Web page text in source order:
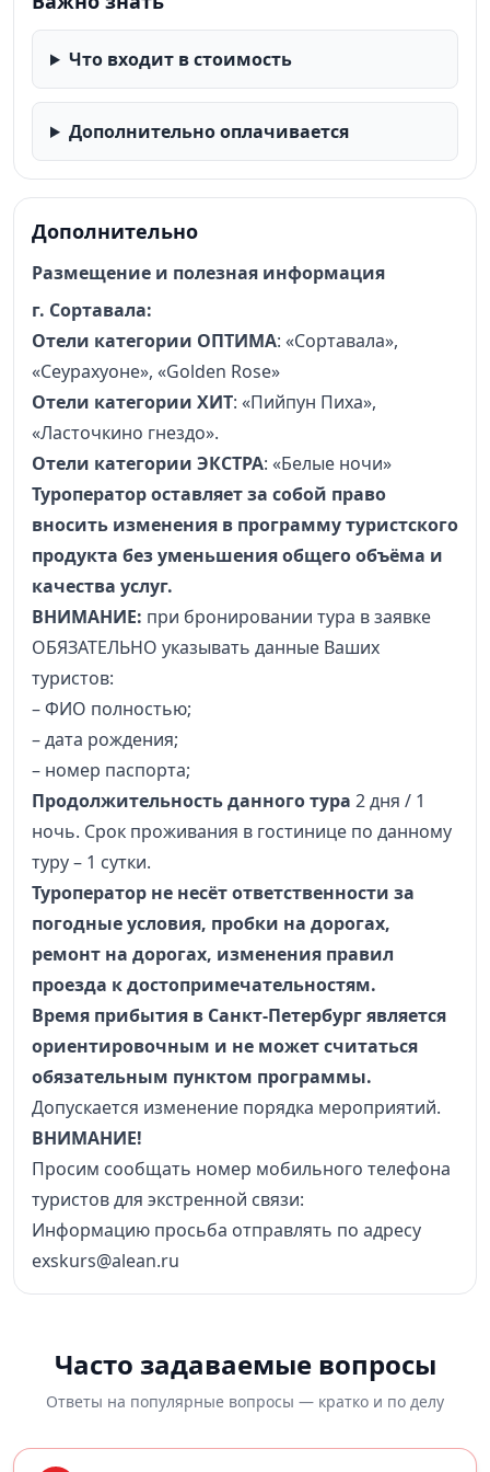
Что входит в стоимость
Дополнительно оплачивается
Дополнительно
Размещение и полезная информация
г. Сортавала:
Отели категории ОПТИМА: «Сортавала»,
«Сеурахуоне», «Golden Rose»
Отели категории ХИТ: «Пийпун Пиха»,
«Ласточкино гнездо».
Отели категории ЭКСТРА: «Белые ночи»
Туроператор оставляет за собой право
вносить изменения в программу туристского
продукта без уменьшения общего объёма и
качества услуг.
ВНИМАНИЕ: при бронировании тура в заявке
ОБЯЗАТЕЛЬНО указывать данные Ваших
туристов:
– ФИО полностью;
– дата рождения;
– номер паспорта;
Продолжительность данного тура 2 дня / 1
ночь. Срок проживания в гостинице по данному
туру – 1 сутки.
Туроператор не несёт ответственности за
погодные условия, пробки на дорогах,
ремонт на дорогах, изменения правил
проезда к достопримечательностям.
Время прибытия в Санкт-Петербург является
ориентировочным и не может считаться
обязательным пунктом программы.
Допускается изменение порядка мероприятий.
ВНИМАНИЕ!
Просим сообщать номер мобильного телефона
туристов для экстренной связи:
Информацию просьба отправлять по адресу
exskurs@alean.ru
Часто задаваемые вопросы
Ответы на популярные вопросы — кратко и по делу